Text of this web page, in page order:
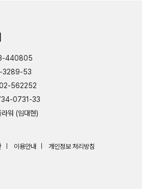
440805
3289-53
562252
0731-33
워 (임대현)
이용안내 개인정보 처리방침